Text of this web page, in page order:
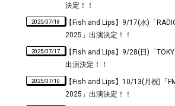
決定！！
2025/07/18
【Fish and Lips】9/17(水)「
2025」出演決定！！
2025/07/17
【Fish and Lips】9/28(日)「
出演決定！！
2025/07/10
【Fish and Lips】10/13(月祝)「
2025」出演決定！！